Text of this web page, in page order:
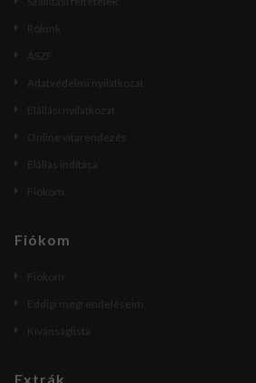
Rólunk
ÁSZF
Adatvédelmi nyilatkozat
Elállási nyilatkozat
Online vitarendezés
Elállás indítása
Fiókom
Fiókom
Fiókom
Eddigi megrendeléseim
Kívánságlista
Extrák